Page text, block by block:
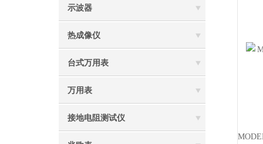
示波器
热成像仪
台式万用表
万用表
接地电阻测试仪